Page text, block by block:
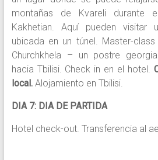
montañas de Kvareli durante
Kakhetian. Aquí pueden visitar
ubicada en un túnel. Master-
Churchkhela – un postre
hacia Tbilisi. Check in en el hotel.
local.Alojamiento en Tbilisi.
DIA 7: DIA DE PARTIDA
Hotel check-out. Transferencia al